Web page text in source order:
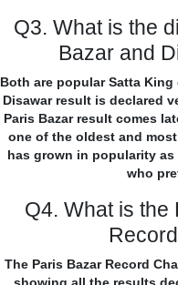
Q3. What is the
Bazar and
Both are popular Satta
Disawar result is declared
Paris Bazar result comes
one of the oldest and
has grown in popularity
who
Q4. What is the
The Paris Bazar Record